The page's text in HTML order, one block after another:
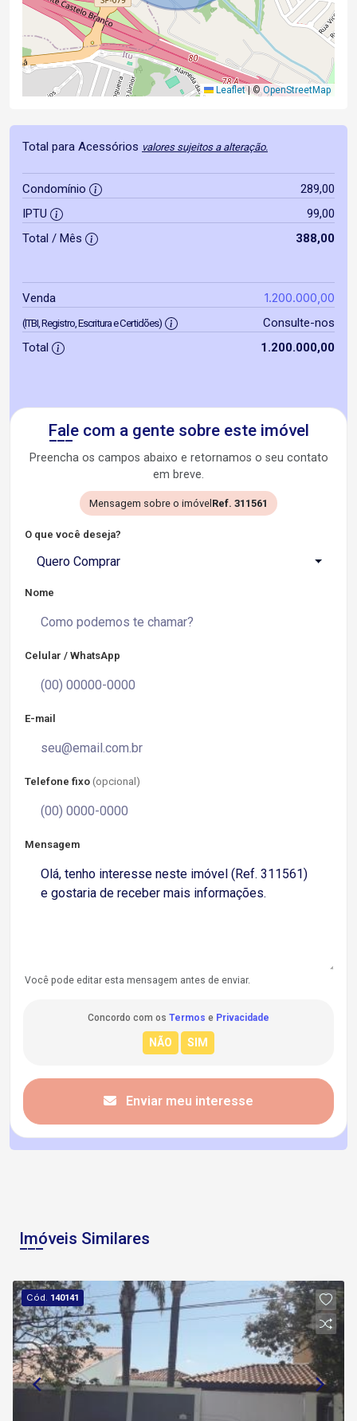
Leaflet |©OpenStreetMap
Total para Acessórios valores sujeitos a alteração.
Condomínio
289,00
IPTU
99,00
Total / Mês
388,00
Venda 1.200.000,00
(ITBI, Registro, Escritura e Certidões)
Consulte-nos
Total
1.200.000,00
Fale com a gente sobre este imóvel
Preencha os campos abaixo e retornamos o seu contato
em breve.
Mensagem sobre o imóvel Ref. 311561
O que você deseja?
Quero Comprar
Nome
Celular / WhatsApp
E-mail
Telefone fixo (opcional)
Mensagem
Você pode editar esta mensagem antes de enviar.
Concordo com os Termos e Privacidade
Enviar meu interesse
Imóveis Similares
Cód. 140141